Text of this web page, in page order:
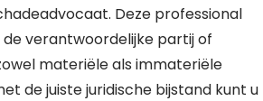
Deze professional
verantwoordelijke partij of
materiële als immateriële
de juiste juridische bijstand kunt u